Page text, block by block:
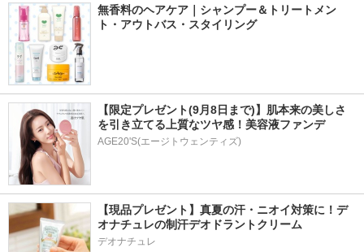
無香料のヘアケア｜シャンプー＆トリートメン
ト・アウトバス・スタイリング
【限定プレゼント(9月8日まで)】肌本来の美しさ
を引き立てる上質なツヤ感！美容液ファンデ
AGE20'S(エージトウェンティズ)
【現品プレゼント】真夏の汗・ニオイ対策に！デ
オナチュレの制汗デオドラントクリーム
デオナチュレ